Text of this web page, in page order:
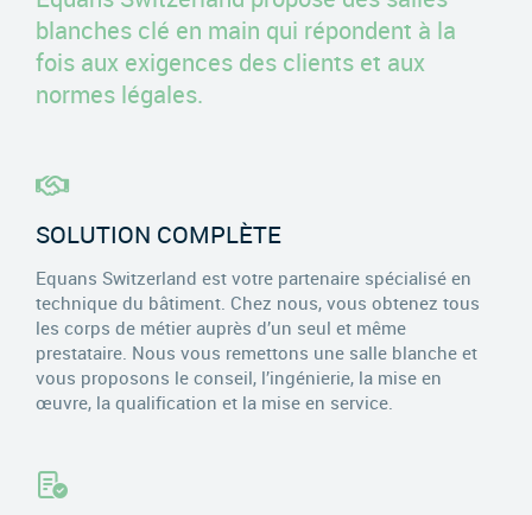
blanches clé en main qui répondent à la
fois aux exigences des clients et aux
normes légales.
SOLUTION COMPLÈTE
Equans Switzerland est votre partenaire spécialisé en
technique du bâtiment. Chez nous, vous obtenez tous
les corps de métier auprès d’un seul et même
prestataire. Nous vous remettons une salle blanche et
vous proposons le conseil, l’ingénierie, la mise en
œuvre, la qualification et la mise en service.